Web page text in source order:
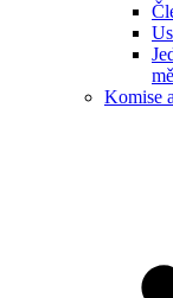
Komise